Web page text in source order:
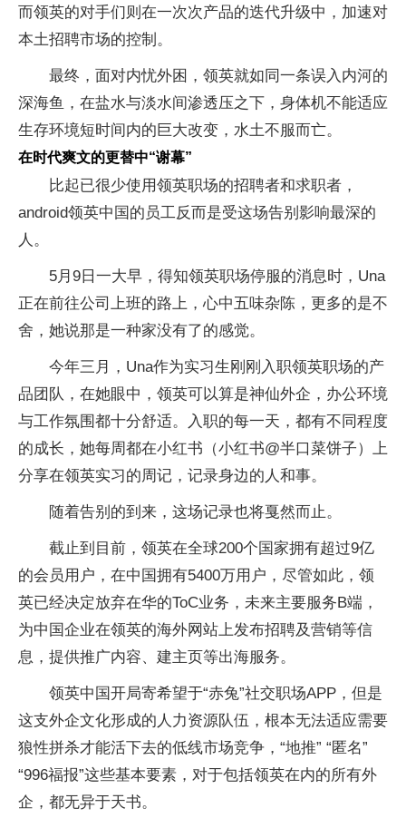
而领英的对手们则在一次次产品的迭代升级中，加速对
本土招聘市场的控制。
最终，面对内忧外困，领英就如同一条误入内河的
深海鱼，在盐水与淡水间渗透压之下，身体机不能适应
生存环境短时间内的巨大改变，水土不服而亡。
在时代爽文的更替中“谢幕”
比起已很少使用领英职场的招聘者和求职者，
android领英中国的员工反而是受这场告别影响最深的
人。
5月9日一大早，得知领英职场停服的消息时，Una
正在前往公司上班的路上，心中五味杂陈，更多的是不
舍，她说那是一种家没有了的感觉。
今年三月，Una作为实习生刚刚入职领英职场的产
品团队，在她眼中，领英可以算是神仙外企，办公环境
与工作氛围都十分舒适。入职的每一天，都有不同程度
的成长，她每周都在小红书（小红书@半口菜饼子）上
分享在领英实习的周记，记录身边的人和事。
随着告别的到来，这场记录也将戛然而止。
截止到目前，领英在全球200个国家拥有超过9亿
的会员用户，在中国拥有5400万用户，尽管如此，领
英已经决定放弃在华的ToC业务，未来主要服务B端，
为中国企业在领英的海外网站上发布招聘及营销等信
息，提供推广内容、建主页等出海服务。
领英中国开局寄希望于“赤兔”社交职场APP，但是
这支外企文化形成的人力资源队伍，根本无法适应需要
狼性拼杀才能活下去的低线市场竞争，“地推” “匿名”
“996福报”这些基本要素，对于包括领英在内的所有外
企，都无异于天书。